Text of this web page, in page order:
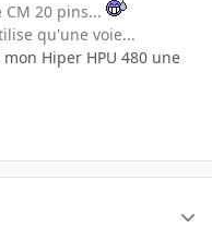
20 pins...
qu'une voie...
Hiper HPU 480 une